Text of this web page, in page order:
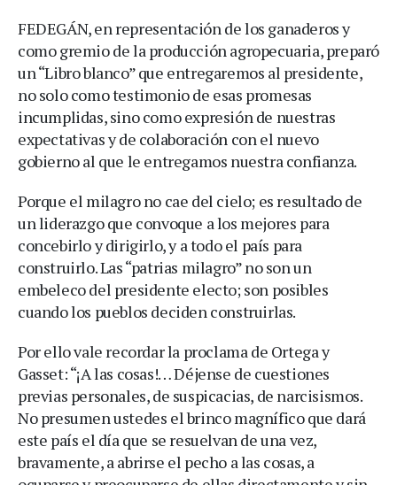
FEDEGÁN, en representación de los ganaderos y
como gremio de la producción agropecuaria, preparó
un “Libro blanco” que entregaremos al presidente,
no solo como testimonio de esas promesas
incumplidas, sino como expresión de nuestras
expectativas y de colaboración con el nuevo
gobierno al que le entregamos nuestra confianza.
Porque el milagro no cae del cielo; es resultado de
un liderazgo que convoque a los mejores para
concebirlo y dirigirlo, y a todo el país para
construirlo. Las “patrias milagro” no son un
embeleco del presidente electo; son posibles
cuando los pueblos deciden construirlas.
Por ello vale recordar la proclama de Ortega y
Gasset: “¡A las cosas!… Déjense de cuestiones
previas personales, de suspicacias, de narcisismos.
No presumen ustedes el brinco magnífico que dará
este país el día que se resuelvan de una vez,
bravamente, a abrirse el pecho a las cosas, a